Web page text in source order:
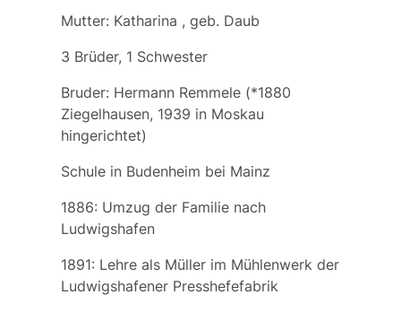
Mutter: Katharina , geb. Daub
3 Brüder, 1 Schwester
Bruder: Hermann Remmele(*1880
Ziegelhausen, 1939 in Moskau
hingerichtet)
Schule in Budenheim bei Mainz
1886: Umzug der Familie nach
Ludwigshafen
1891: Lehre als Müller im Mühlenwerk der
Ludwigshafener Presshefefabrik